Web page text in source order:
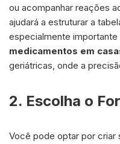
ou acompanhar reações
ajudará a estruturar a
especialmente
medicamentos em
geriátricas, onde a
2. Escolha o
Você pode optar por criar